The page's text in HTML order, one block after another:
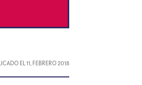
EL11, FEBRERO 2018